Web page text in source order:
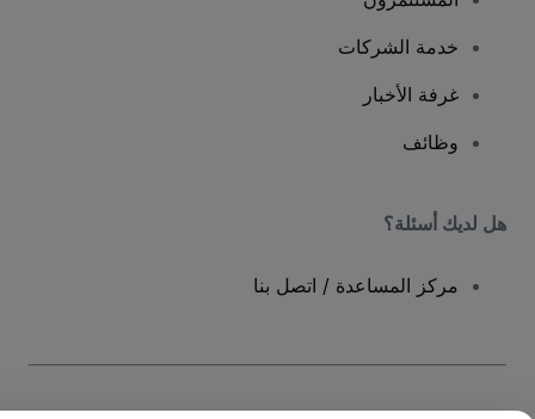
خدمة الشركات
غرفة الأخبار
وظائف
هل لديك أسئلة؟
مركز المساعدة / اتصل بنا